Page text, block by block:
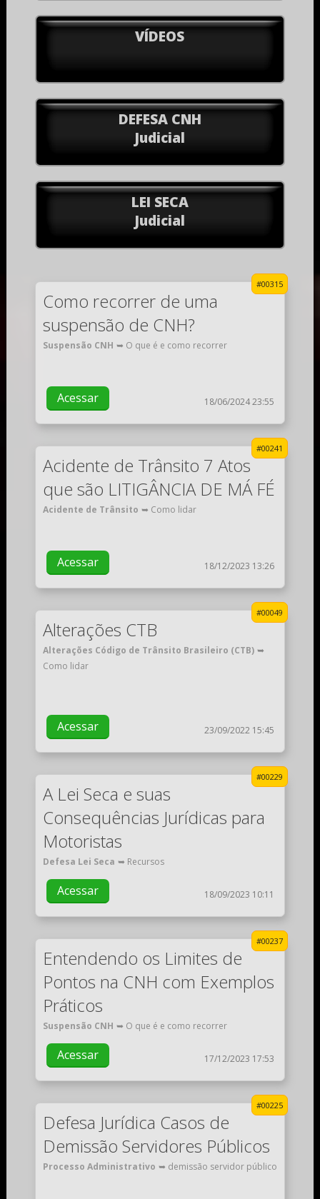
VÍDEOS
DEFESA CNH
Judicial
LEI SECA
Judicial
#00315
Como recorrer de uma
suspensão de CNH?
Suspensão CNH ➥ O que é e como recorrer
Acessar 18/06/2024 23:55
#00241
Acidente de Trânsito 7 Atos
que são LITIGÂNCIA DE MÁ FÉ
Acidente de Trânsito ➥ Como lidar
Acessar 18/12/2023 13:26
#00049
Alterações CTB
Alterações Código de Trânsito Brasileiro (CTB) ➥
Como lidar
Acessar 23/09/2022 15:45
#00229
A Lei Seca e suas
Consequências Jurídicas para
Motoristas
Defesa Lei Seca ➥ Recursos
Acessar 18/09/2023 10:11
#00237
Entendendo os Limites de
Pontos na CNH com Exemplos
Práticos
Suspensão CNH ➥ O que é e como recorrer
Acessar 17/12/2023 17:53
#00225
Defesa Jurídica Casos de
Demissão Servidores Públicos
Processo Administrativo ➥ demissão servidor público